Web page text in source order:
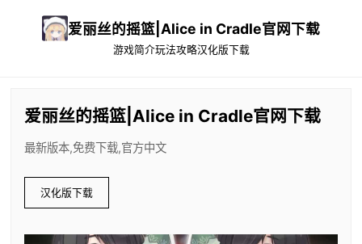
爱丽丝的摇篮|Alice in Cradle官网下载
游戏简介玩法攻略汉化版下载
爱丽丝的摇篮|Alice in Cradle官网下载
最新版本,免费下载,官方中文
汉化版下载